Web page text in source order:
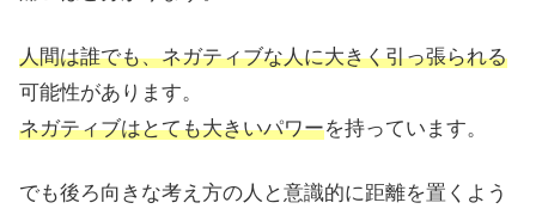
人間は誰でも、ネガティブな人に大きく引っ張られる
可能性があります。
ネガティブはとても大きいパワーを持っています。
でも後ろ向きな考え方の人と意識的に距離を置くよう